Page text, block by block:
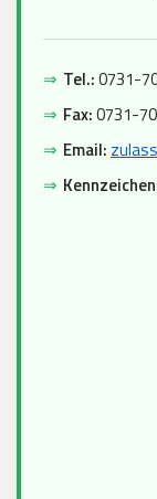
⇒ Tel.:0731-
⇒ Fax:0731-
⇒ Email:
⇒